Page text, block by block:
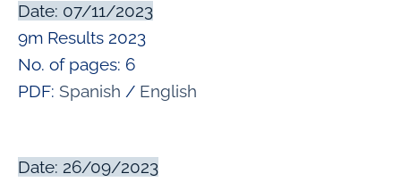
Date: 07/11/2023
9m Results 2023
No. of pages: 6
PDF: Spanish / English
Date: 26/09/2023